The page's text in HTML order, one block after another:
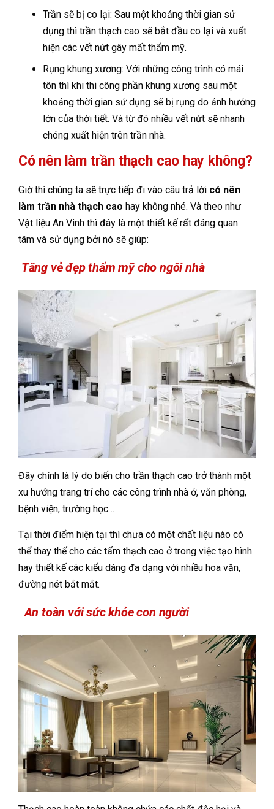
Trần sẽ bị co lại: Sau một khoảng thời gian sử
dụng thì trần thạch cao sẽ bắt đầu co lại và xuất
hiện các vết nứt gây mất thẩm mỹ.
Rụng khung xương: Với những công trình có mái
tôn thì khi thi công phần khung xương sau một
khoảng thời gian sử dụng sẽ bị rụng do ảnh hưởng
lớn của thời tiết. Và từ đó nhiều vết nứt sẽ nhanh
chóng xuất hiện trên trần nhà.
Có nên làm trần thạch cao hay không?
Giờ thì chúng ta sẽ trực tiếp đi vào câu trả lời có nên
làm trần nhà thạch cao hay không nhé. Và theo như
Vật liệu An Vinh thì đây là một thiết kế rất đáng quan
tâm và sử dụng bởi nó sẽ giúp:
Tăng vẻ đẹp thẩm mỹ cho ngôi nhà
Đây chính là lý do biến cho trần thạch cao trở thành một
xu hướng trang trí cho các công trình nhà ở, văn phòng,
bệnh viện, trường học…
Tại thời điểm hiện tại thì chưa có một chất liệu nào có
thể thay thế cho các tấm thạch cao ở trong việc tạo hình
hay thiết kế các kiểu dáng đa dạng với nhiều hoa văn,
đường nét bắt mắt.
An toàn với sức khỏe con người